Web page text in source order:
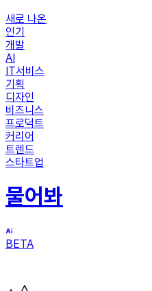
새로 나온
인기
개발
AI
IT서비스
기획
디자인
비즈니스
프로덕트
커리어
트렌드
스타트업
물어봐
BETA